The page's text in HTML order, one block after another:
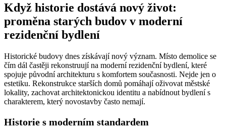
Když historie dostává nový život:
proměna starých budov v moderní
rezidenční bydlení
Historické budovy dnes získávají nový význam. Místo demolice se
čím dál častěji rekonstruují na moderní rezidenční bydlení, které
spojuje původní architekturu s komfortem současnosti. Nejde jen o
estetiku. Rekonstrukce starších domů pomáhají oživovat městské
lokality, zachovat architektonickou identitu a nabídnout bydlení s
charakterem, který novostavby často nemají.
Historie s moderním standardem